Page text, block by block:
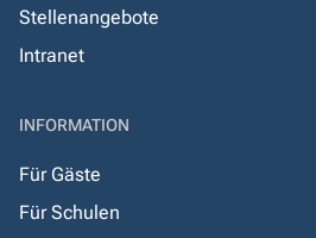
Stellenangebote
Intranet
INFORMATION
Für Gäste
Für Schulen